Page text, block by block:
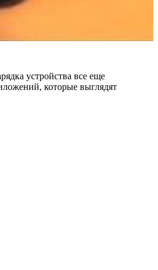
устройства все еще
которые выглядят